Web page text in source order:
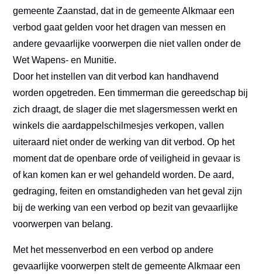
gemeente Zaanstad, dat in de gemeente Alkmaar een
verbod gaat gelden voor het dragen van messen en
andere gevaarlijke voorwerpen die niet vallen onder de
Wet Wapens- en Munitie.
Door het instellen van dit verbod kan handhavend
worden opgetreden. Een timmerman die gereedschap bij
zich draagt, de slager die met slagersmessen werkt en
winkels die aardappelschilmesjes verkopen, vallen
uiteraard niet onder de werking van dit verbod. Op het
moment dat de openbare orde of veiligheid in gevaar is
of kan komen kan er wel gehandeld worden. De aard,
gedraging, feiten en omstandigheden van het geval zijn
bij de werking van een verbod op bezit van gevaarlijke
voorwerpen van belang.
Met het messenverbod en een verbod op andere
gevaarlijke voorwerpen stelt de gemeente Alkmaar een